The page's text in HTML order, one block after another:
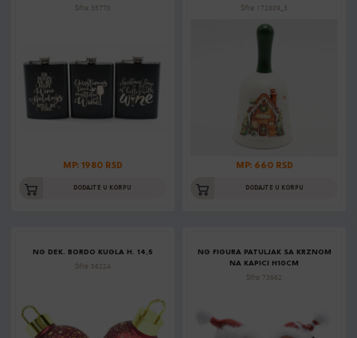
Šifra: 35770
MP: 1980 RSD
DODAJTE U KORPU
Šifra: 172809_3
MP: 660 RSD
DODAJTE U KORPU
NG DEK. BORDO KUGLA H. 14,5
Šifra: 56224
NG FIGURA PATULJAK SA KRZNOM
NA KAPICI H10CM
Šifra: 73662